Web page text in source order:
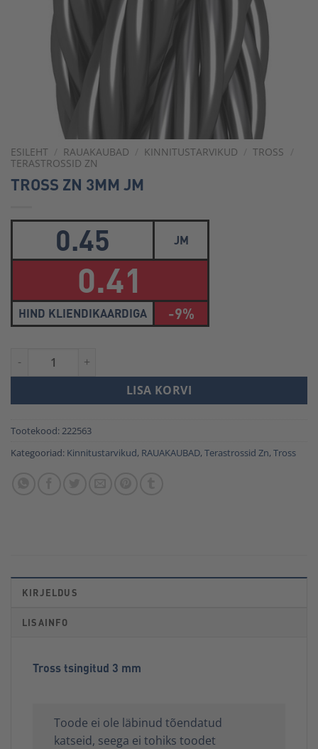
ESILEHT RAUAKAUBAD KINNITUSTARVIKUD TROSS
TERASTROSSID ZN
TROSS ZN 3MM JM
0.45 JM
0.41
HIND KLIENDIKAARDIGA -9%
TROSS ZN 3MM JM kogus
LISA KORVI
Tootekood:222563
Kategooriad: Kinnitustarvikud, RAUAKAUBAD, Terastrossid Zn, Tross
KIRJELDUS
LISAINFO
Tross tsingitud 3 mm
Toode ei ole läbinud tõendatud
katseid, seega ei tohiks toodet